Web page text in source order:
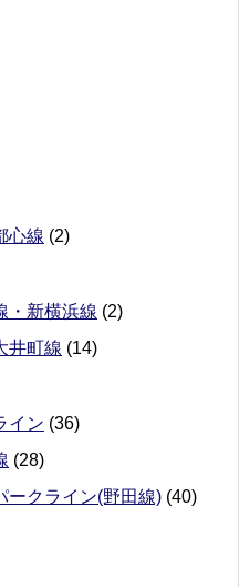
心線 (2)
・新横浜線 (2)
井町線 (14)
イン (36)
(28)
ークライン(野田線) (40)